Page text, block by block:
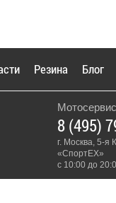
Резина Блог
8 (495)
г. Москва, 5-я
«СпортЕХ»
с 10:00 до